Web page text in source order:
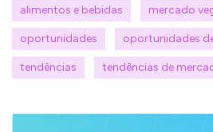
alimentos e bebidas mercado
oportunidades oportunidades
tendências tendências de